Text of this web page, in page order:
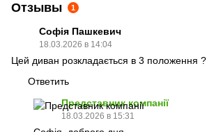
Отзывы 1
Софія Пашкевич
18.03.2026 в 14:04
Цей диван розкладається в 3 положення ?
Ответить
Представник компанії
18.03.2026 в 15:31